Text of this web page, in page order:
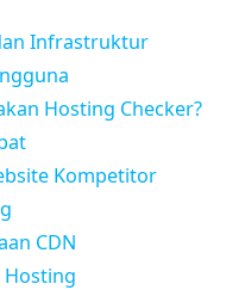
Infrastruktur
Hosting Checker?
Kompetitor
CDN
Hosting